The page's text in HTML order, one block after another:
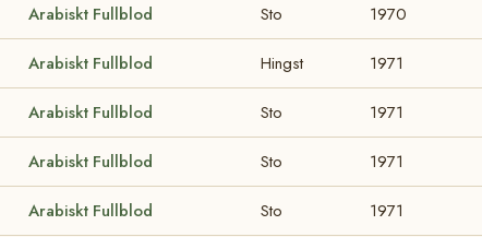
Arabiskt Fullblod Sto 1970
Arabiskt Fullblod Hingst 1971
Arabiskt Fullblod Sto 1971
Arabiskt Fullblod Sto 1971
Arabiskt Fullblod Sto 1971